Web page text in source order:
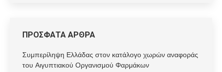
ΠΡΟΣΦΑΤΑ ΑΡΘΡΑ
Συμπερίληψη Ελλάδας στον κατάλογο χωρών αναφοράς
του Αιγυπτιακού Οργανισμού Φαρμάκων